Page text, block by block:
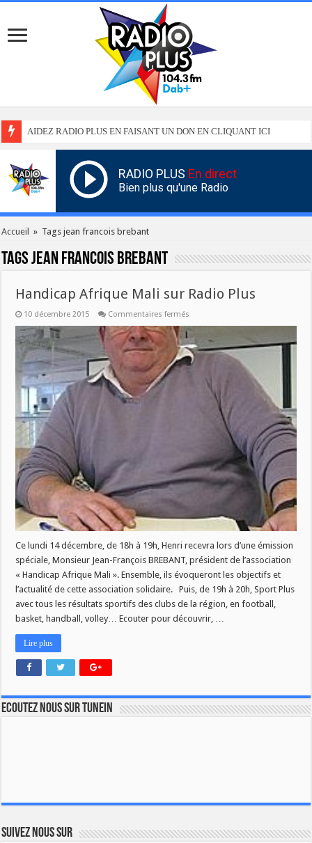
AIDEZ RADIO PLUS EN FAISANT UN DON EN CLIQUANT ICI
RADIO PLUS En direct
Bien plus qu'une Radio
Accueil » Tags jean francois brebant
Tagsjean francois brebant
Handicap Afrique Mali sur Radio Plus
10 décembre 2015 Commentaires fermés
Afrique
Mali
sur
Radio
Plus
Ce lundi 14 décembre, de 18h à 19h, Henri recevra lors d’une émission
spéciale, Monsieur Jean-François BREBANT, président de l’association
« Handicap Afrique Mali ». Ensemble, ils évoqueront les objectifs et
l’actualité de cette association solidaire. Puis, de 19h à 20h, Sport Plus
avec tous les résultats sportifs des clubs de la région, en football,
basket, handball, volley… Ecouter pour découvrir, …
Lire plus
Ecoutez nous sur TuneIn
Suivez nous sur